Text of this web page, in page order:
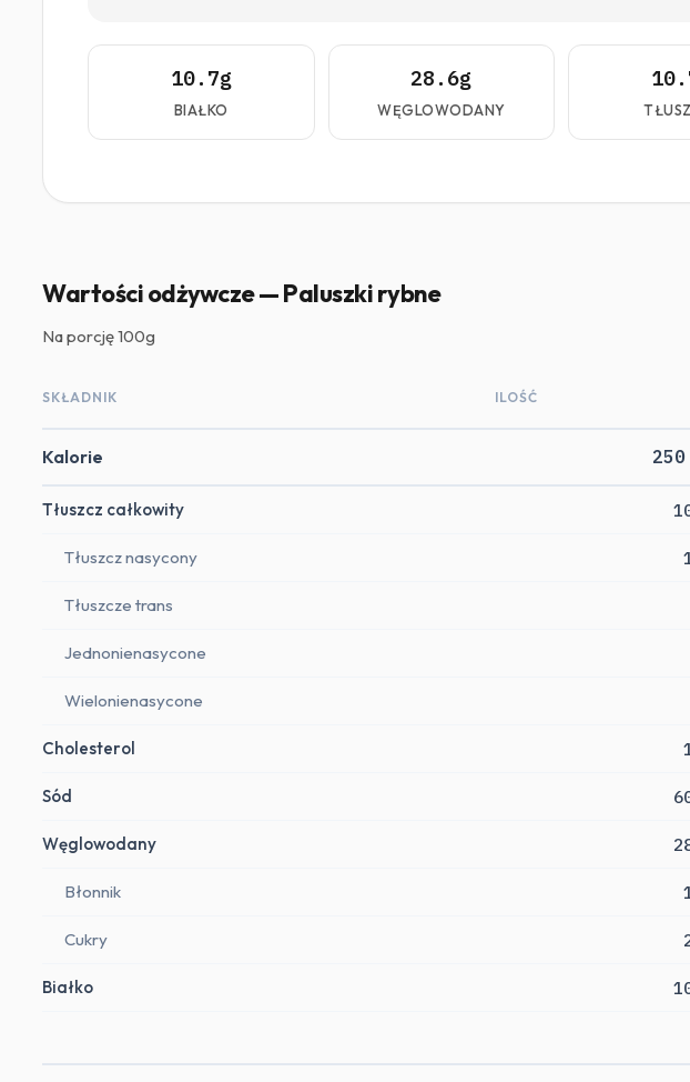
10.7g
BIAŁKO
28.6g
WĘGLOWODANY
Wartości odżywcze — Paluszki rybne
Na porcję100g
SKŁADNIK ILOŚĆ
Kalorie
Tłuszcz całkowity
Tłuszcz nasycony
Tłuszcze trans
Jednonienasycone
Wielonienasycone
Cholesterol
Sód
Węglowodany
Błonnik
Cukry
Białko